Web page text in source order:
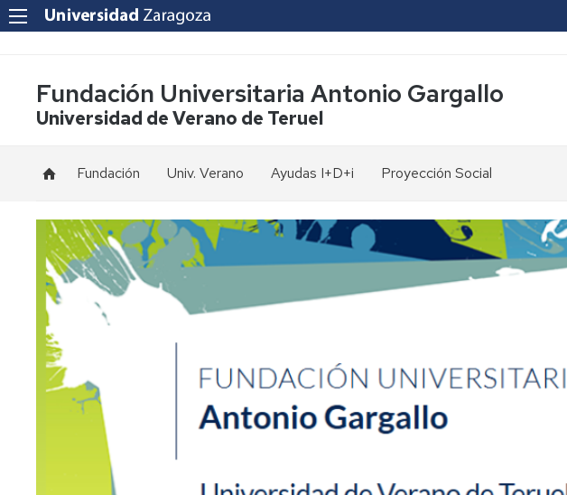
Fundación Universitaria Antonio Gargallo
Universidad de Verano de Teruel
Fundación
Estatutos
Patronos
Memorias
de
trabajo
Univ. Verano
Formalización
de
de
Homologaciones
Propuesta
Ayudas I+D+i Proyección Social